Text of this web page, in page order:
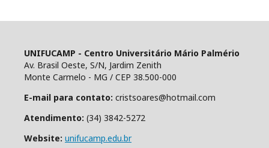
UNIFUCAMP - Centro Universitário Mário Palmério
Av. Brasil Oeste, S/N, Jardim Zenith
Monte Carmelo - MG / CEP 38.500-000
E-mail para contato: cristsoares@hotmail.com
Atendimento: (34) 3842-5272
Website: unifucamp.edu.br